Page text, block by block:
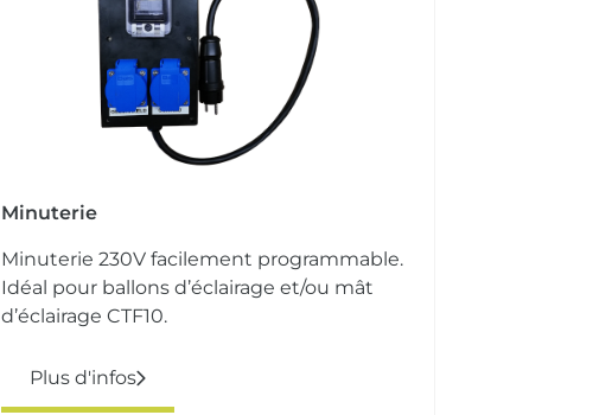
Minuterie
Minuterie 230V facilement programmable.
Idéal pour ballons d’éclairage et/ou mât
d’éclairage CTF10.
Plus d'infos